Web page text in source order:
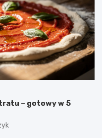
– gotowy w 5